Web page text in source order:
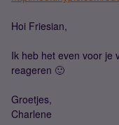
Hoi Friesian,
Ik heb het even voor je
reageren 🙂
Groetjes,
Charlene